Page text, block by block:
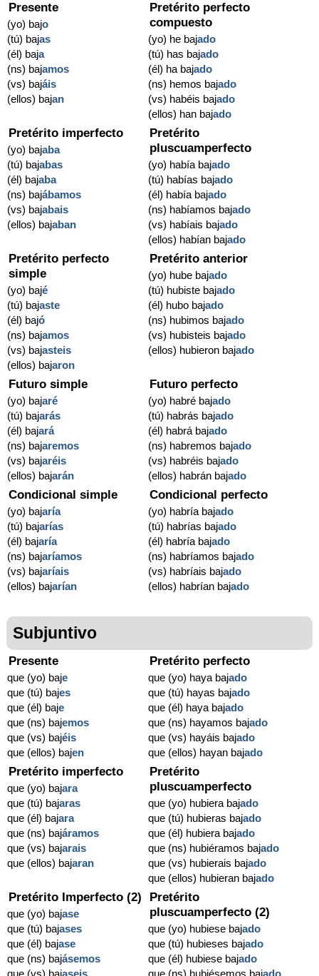
Presente
(yo) bajo
(tú) bajas
(él) baja
(ns) bajamos
(vs) bajáis
(ellos) bajan
Pretérito perfecto
compuesto
(yo) he bajado
(tú) has bajado
(él) ha bajado
(ns) hemos bajado
(vs) habéis bajado
(ellos) han bajado
Pretérito imperfecto
(yo) bajaba
(tú) bajabas
(él) bajaba
(ns) bajábamos
(vs) bajabais
(ellos) bajaban
Pretérito
pluscuamperfecto
(yo) había bajado
(tú) habías bajado
(él) había bajado
(ns) habíamos bajado
(vs) habíais bajado
(ellos) habían bajado
Pretérito perfecto
simple
(yo) bajé
(tú) bajaste
(él) bajó
(ns) bajamos
(vs) bajasteis
(ellos) bajaron
Pretérito anterior
(yo) hube bajado
(tú) hubiste bajado
(él) hubo bajado
(ns) hubimos bajado
(vs) hubisteis bajado
(ellos) hubieron bajado
Futuro simple
(yo) bajaré
(tú) bajarás
(él) bajará
(ns) bajaremos
(vs) bajaréis
(ellos) bajarán
Futuro perfecto
(yo) habré bajado
(tú) habrás bajado
(él) habrá bajado
(ns) habremos bajado
(vs) habréis bajado
(ellos) habrán bajado
Condicional simple
(yo) bajaría
(tú) bajarías
(él) bajaría
(ns) bajaríamos
(vs) bajaríais
(ellos) bajarían
Condicional perfecto
(yo) habría bajado
(tú) habrías bajado
(él) habría bajado
(ns) habríamos bajado
(vs) habríais bajado
(ellos) habrían bajado
Subjuntivo
Presente
que (yo) baje
que (tú) bajes
que (él) baje
que (ns) bajemos
que (vs) bajéis
que (ellos) bajen
Pretérito perfecto
que (yo) haya bajado
que (tú) hayas bajado
que (él) haya bajado
que (ns) hayamos bajado
que (vs) hayáis bajado
que (ellos) hayan bajado
Pretérito imperfecto
que (yo) bajara
que (tú) bajaras
que (él) bajara
que (ns) bajáramos
que (vs) bajarais
que (ellos) bajaran
Pretérito
pluscuamperfecto
que (yo) hubiera bajado
que (tú) hubieras bajado
que (él) hubiera bajado
que (ns) hubiéramos bajado
que (vs) hubierais bajado
que (ellos) hubieran bajado
Pretérito Imperfecto (2)
que (yo) bajase
que (tú) bajases
que (él) bajase
que (ns) bajásemos
Pretérito
pluscuamperfecto (2)
que (yo) hubiese bajado
que (tú) hubieses bajado
que (él) hubiese bajado